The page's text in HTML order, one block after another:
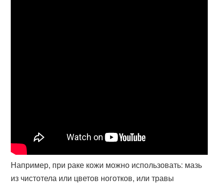
Например, при раке кожи можно использовать: мазь
из чистотела или цветов ноготков, или травы